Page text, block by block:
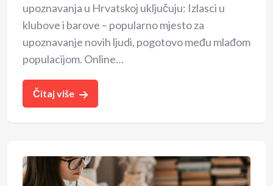
upoznavanja u Hrvatskoj uključuju: Izlasci u
klubove i barove – popularno mjesto za
upoznavanje novih ljudi, pogotovo među mlađom
populacijom. Online…
Čitaj više